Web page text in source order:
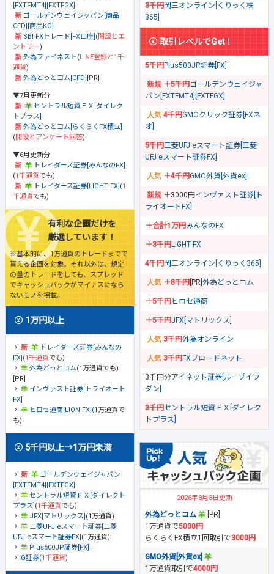
[FXTFMT4][FXTFGX]
ゴールデンウェイジャパン[商品
CFD][商品KO]
SBI FXトレード[FX口座] (開設とエ
ントリー)
外為ファイネスト(LINE登録と1千
通貨)
外為どっとコム[CFD] [PR]
▼7月更新分
セントラル短資ＦＸ[ダイレク
トプラス]
外為どっとコム[らくらくFX積立]
(開設とアンケート回答)
▼6月更新分
トレイダーズ証券[みんなのFX]
(1千通貨でも)
トレイダーズ証券[LIGHT FX] (1
千通貨でも)
有利な企画だけを
厳選しています！
※基本的に、1万通貨のトレードまでで
貰える企画を対象。それ以外は、規定
の量のトレードをしても、スプレッド
でキャッシュバックがマイナスになら
ないモノを掲載。
1万円以上
トレイダーズ証券[みんなの
FX] (1千通貨でも)
外為どっとコム(1万通貨でも)
[PR]
インヴァスト証券[トライオート
FX]
ヒロセ通商[LION FX] (1万通貨で
も)
5千円以上→1万円未満
ゴールデンウェイジャパン
[FXTFMT4][FXTFGX]
セントラル短資ＦＸ[ダイレクト
プラス] (1千通貨でも)
JFX[マトリックス] (1万通貨)
三菱UFJ eスマート証券[三菱
UFJ eスマート証券FX] (1万通貨)
Plus500JP証券[FX]
IG証券(1千通貨)
3千円岡三オンライン[くりっく株
365]
取引レベルでGet！
5千円Plus500JP証券[FX]
＋5千円ゴールデンウェイジャ
パン[FXTFMT4][FXTFGX]
4千円GMOクリック証券[FXネ
オ]
5千円三菱UFJ eスマート証券[三菱
UFJ eスマート証券FX]
＋4千円GMO外貨[外貨ex]
＋3000円 インヴァスト証券[ト
ライオートFX]
＋合計1万円みんなのFX
＋3千円LIGHT FX
4千円岡三オンライン[くりっく365]
＋8千円 [PR] 外為どっとコム
＋5千円ヒロセ通商
＋5千円JFX[マトリックス]
3千円外為オンライン
3千円FXブロードネット
3千円分アイネット証券[ループイフ
ダン]
3千円セントラル短資ＦＸ[ダイレク
トプラス]
2026年8月3日更新
外為どっとコム
[PR]
1万通貨で5000円
らくらくFX積立1回取引で3000円
GMO外貨[外貨ex]
1万通貨取引で4000円